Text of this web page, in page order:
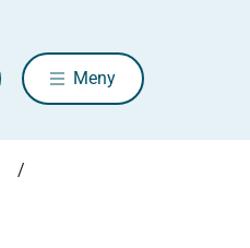
Meny